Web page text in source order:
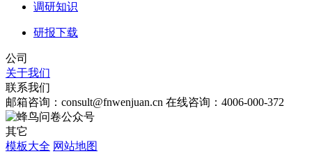
调研知识
研报下载
公司
关于我们
联系我们
邮箱咨询：consult@fnwenjuan.cn 在线咨询：4006-000-372
其它
模板大全 网站地图